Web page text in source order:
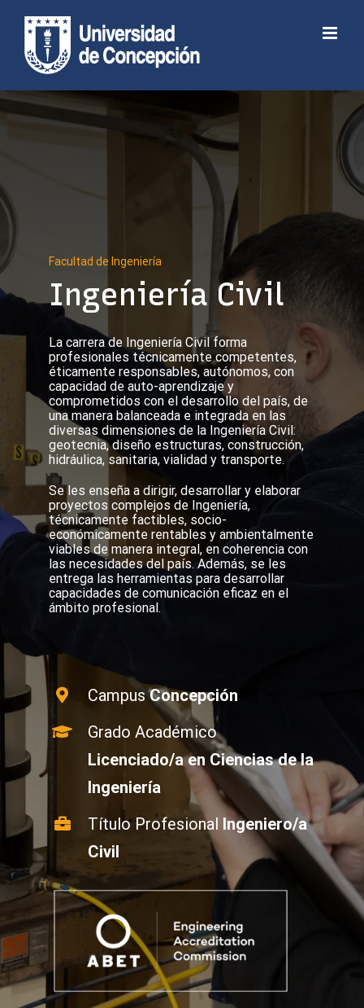
Abrir barra de herramientas
content
Facultad de Ingeniería
Ingeniería Civil
La carrera de Ingeniería Civil forma
profesionales técnicamente competentes,
éticamente responsables, autónomos, con
capacidad de auto-aprendizaje y
comprometidos con el desarrollo del país, de
una manera balanceada e integrada en las
diversas dimensiones de la Ingeniería Civil:
geotecnia, diseño estructuras, construcción,
hidráulica, sanitaria, vialidad y transporte.
Se les enseña a dirigir, desarrollar y elaborar
proyectos complejos de Ingeniería,
técnicamente factibles, socio-
económicamente rentables y ambientalmente
viables de manera integral, en coherencia con
las necesidades del país. Además, se les
entrega las herramientas para desarrollar
capacidades de comunicación eficaz en el
ámbito profesional.
CampusConcepción
Grado Académico
Licenciado/a en Ciencias de la
Ingeniería
Título Profesional Ingeniero/a
Civil